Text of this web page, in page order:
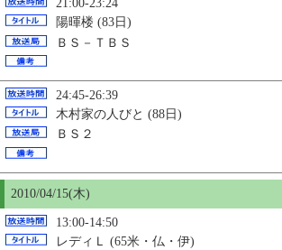
21:00-23:24
陽暉楼 (83日)
ＢＳ－ＴＢＳ
24:45-26:39
木村家の人びと (88日)
ＢＳ２
2010/04/15(木)
13:00-14:50
レディＬ (65米・仏・伊)